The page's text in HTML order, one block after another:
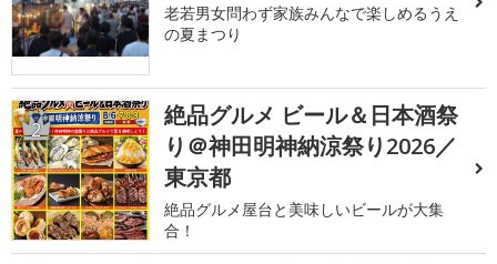
老若男女問わず家族みんなで楽しめるうえ
の夏まつり
2
絶品グルメ ビール＆日本酒祭
り＠神田明神納涼祭り2026／
東京都
絶品グルメ屋台と美味しいビールが大集
合！